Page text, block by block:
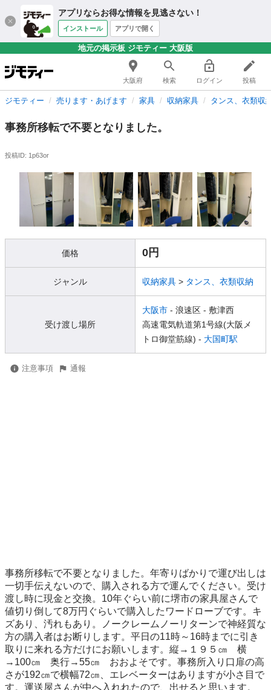
アプリならお得な情報を見逃さない！
インストール アプリで開く
地元の掲示板 ジモティー 大阪版
大阪府 検索 ログイン 投稿
ジモティー 売ります・あげます 家具 収納家具 タンス、衣類収
事務所移転で不要となりました。
投稿ID: 1p63or
価格 0円
ジャンル 収納家具 > タンス、衣類収納
受け渡し場所
大阪市 - 浪速区 - 敷津西
高速電気軌道第1号線(大阪メ
トロ御堂筋線) - 大国町駅
注意事項 通報
事務所移転で不要となりました。年寄りばかりで運び出しは
一切手伝えないので、購入される方で運んでください。受け
渡し時に現金と交換。10年ぐらい前に堺市の家具屋さんで
値切り倒して8万円ぐらいで購入したワードローブです。キ
ズあり、汚れもあり。ノークレームノーリターンで神経質な
方の購入者はお断りします。平日の11時～16時までに引き
取りに来れる方だけにお願いします。縦→１９５㎝　横
→100㎝　奥行→55㎝　おおよそです。事務所入り口扉の高
さが192㎝で横幅72㎝、エレベーターはありますが小さ目で